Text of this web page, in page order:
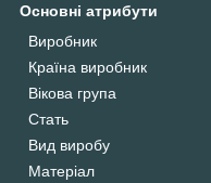
Основні атрибути
Виробник
Країна виробник
Вікова група
Стать
Вид виробу
Матеріал